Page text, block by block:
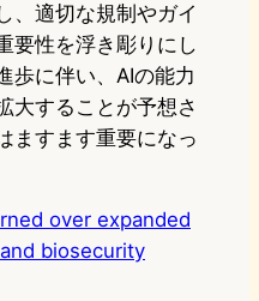
、適切な規制やガイ
要性を浮き彫りにし
歩に伴い、AIの能力
大することが予想さ
ますます重要になっ
over expanded
biosecurity